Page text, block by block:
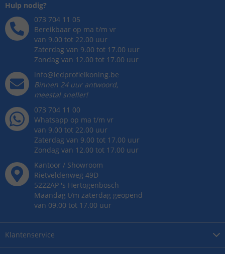
Klantenservice
Hulp nodig?
073 704 11 05
Bereikbaar op ma t/m vr
van 9.00 tot 22.00 uur
Zaterdag van 9.00 tot 17.00 uur
Zondag van 12.00 tot 17.00 uur
info@ledprofielkoning.be
Binnen 24 uur antwoord,
meestal sneller!
073 704 11 00
Whatsapp op ma t/m vr
van 9.00 tot 22.00 uur
Zaterdag van 9.00 tot 17.00 uur
Zondag van 12.00 tot 17.00 uur
Kantoor / Showroom
Rietveldenweg 49D
5222AP 's Hertogenbosch
Maandag t/m zaterdag geopend
van 09.00 tot 17.00 uur